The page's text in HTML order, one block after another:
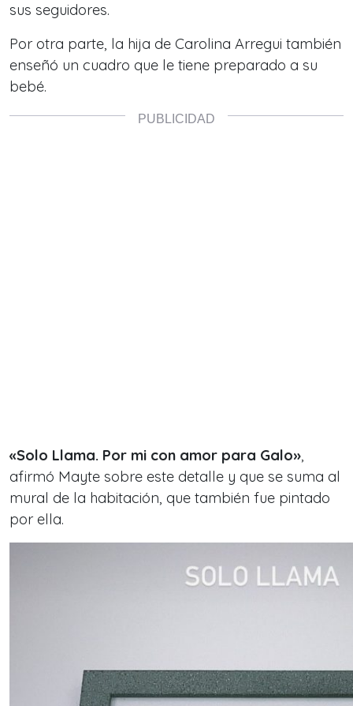
sus seguidores.
Por otra parte, la hija de Carolina Arregui también
enseñó un cuadro que le tiene preparado a su
bebé.
«Solo Llama. Por mi con amor para Galo»,
afirmó Mayte sobre este detalle y que se suma al
mural de la habitación, que también fue pintado
por ella.